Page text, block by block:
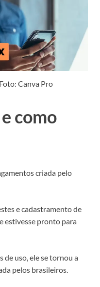
Canva Pro
como
criada pelo
e cadastramento de
estivesse pronto para
de uso, ele se tornou a
pelos brasileiros.